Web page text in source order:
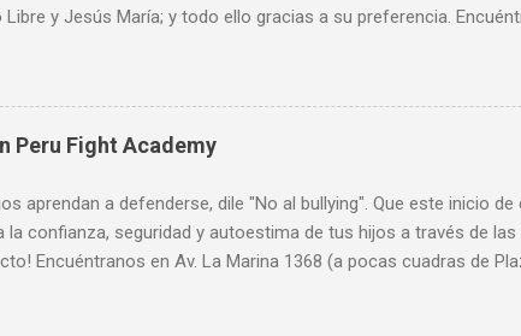
Libre y Jesús María; y todo ello gracias a su preferencia.
atención: Lunes a Viernes de 7 am a 11 pm, Sábados de 9 am a
944 672 901, PeruFightAcademy@gmail.com,
Peru Fight Academy
aprendan a defenderse, dile "No al bullying". Que este inicio
la confianza, seguridad y autoestima de tus hijos a través de
Encuéntranos en Av. La Marina 1368 (a pocas cuadras de